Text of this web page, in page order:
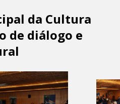
da Cultura
de diálogo e